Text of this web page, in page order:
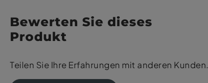
Bewerten Sie dieses
Produkt
Teilen Sie Ihre Erfahrungen mit anderen Kunden.